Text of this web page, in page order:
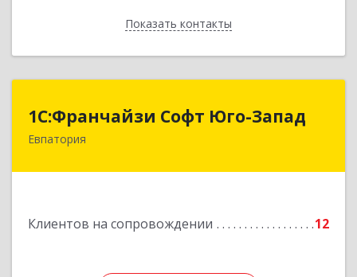
Показать контакты
Назад
1С:Франчайзи Софт Юго-Запад
Евпатория
Клиентов на сопровождении 12
1С:Франчайзи Софт Юго-Запад
297407, Крым Респ, Евпатория г, Победы пр-кт,